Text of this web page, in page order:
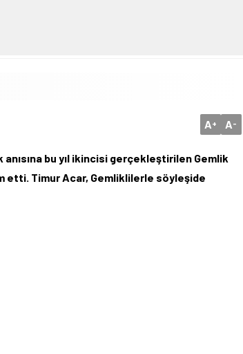
A+ A-
bu yıl ikincisi gerçekleştirilen Gemlik
etti. Timur Acar, Gemliklilerle söyleşide